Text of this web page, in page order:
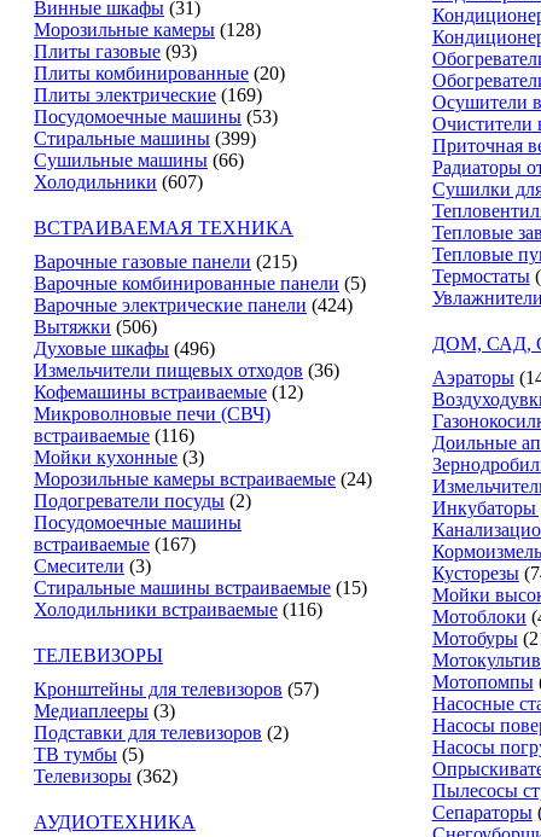
Винные шкафы (31)
Морозильные камеры (128)
Плиты газовые (93)
Плиты комбинированные (20)
Плиты электрические (169)
Посудомоечные машины (53)
Стиральные машины (399)
Сушильные машины (66)
Холодильники (607)
ВСТРАИВАЕМАЯ ТЕХНИКА
Варочные газовые панели (215)
Варочные комбинированные панели (5)
Варочные электрические панели (424)
Вытяжки (506)
Духовые шкафы (496)
Измельчители пищевых отходов (36)
Кофемашины встраиваемые (12)
Микроволновые печи (СВЧ)
встраиваемые (116)
Мойки кухонные (3)
Морозильные камеры встраиваемые (24)
Подогреватели посуды (2)
Посудомоечные машины
встраиваемые (167)
Смесители (3)
Стиральные машины встраиваемые (15)
Холодильники встраиваемые (116)
ТЕЛЕВИЗОРЫ
Кронштейны для телевизоров (57)
Медиаплееры (3)
Подставки для телевизоров (2)
ТВ тумбы (5)
Телевизоры (362)
АУДИОТЕХНИКА
Осушители
Очистители
Приточная
Радиаторы
Сушилки
Тепловые
Тепловые
Термостаты
ДОМ, САД,
Аэраторы
Доильные
Инкубаторы
Кусторезы
Мойки
Мотоблоки
Мотобуры
Мотопомпы
Насосные
Насосы
Насосы
Пылесосы
Сепараторы